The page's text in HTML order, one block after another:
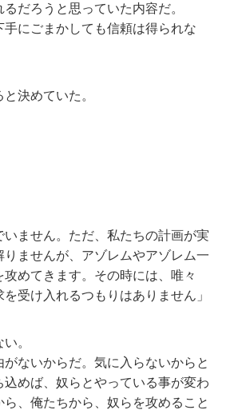
だろうと思っていた内容だ。
にごまかしても信頼は得られな
決めていた。
いません。ただ、私たちの計画が実
ませんが、アゾレムやアゾレム一
めてきます。その時には、唯々
受け入れるつもりはありません」
。
ないからだ。気に入らないからと
めば、奴らとやっている事が変わ
、俺たちから、奴らを攻めること